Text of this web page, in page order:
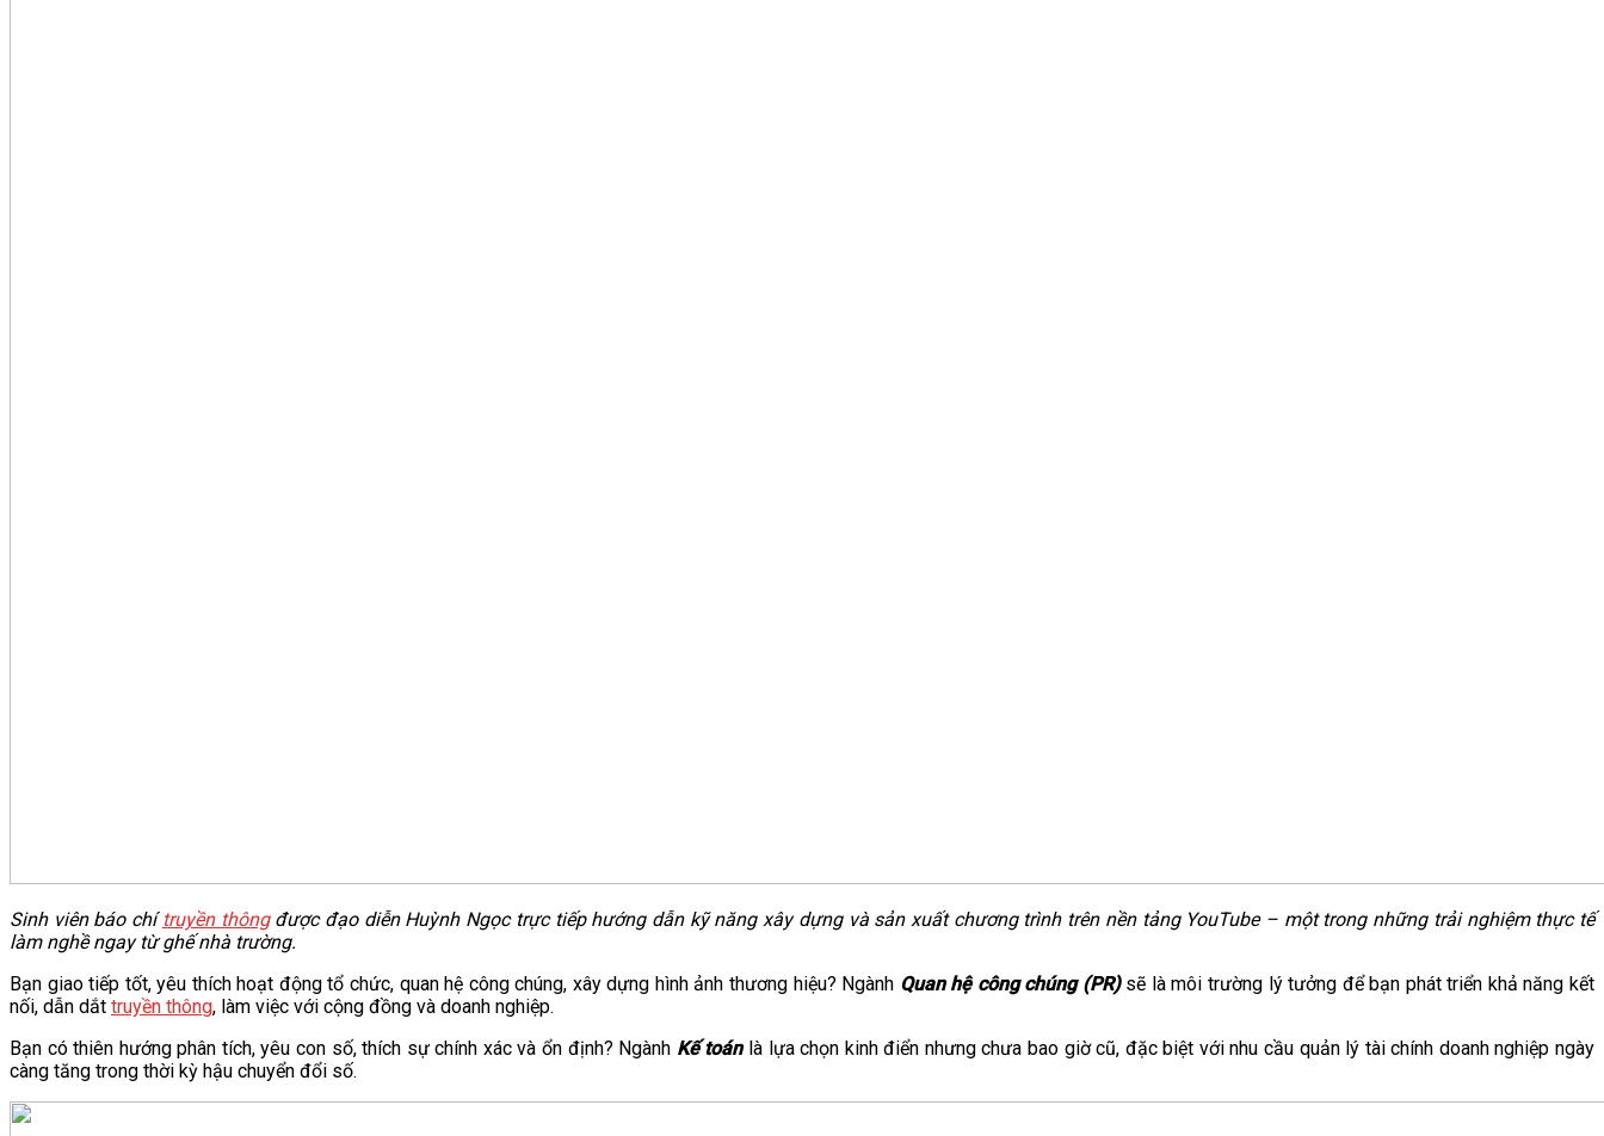
Sinh viên báo chí truyền thôngđược đạo diễn Huỳnh Ngọc trực tiếp hướng dẫn kỹ năng xây dựng và sản xuất chương trình trên nền tảng YouTube – một trong những trải nghiệm thực tế
làm nghề ngay từ ghế nhà trường.
Bạn giao tiếp tốt, yêu thích hoạt động tổ chức, quan hệ công chúng, xây dựng hình ảnh thương hiệu? Ngành Quan hệ công chúng (PR)sẽ là môi trường lý tưởng để bạn phát triển khả năng kết
nối, dẫn dắt truyền thông, làm việc với cộng đồng và doanh nghiệp.
Bạn có thiên hướng phân tích, yêu con số, thích sự chính xác và ổn định? Ngành Kế toánlà lựa chọn kinh điển nhưng chưa bao giờ cũ, đặc biệt với nhu cầu quản lý tài chính doanh nghiệp ngày
càng tăng trong thời kỳ hậu chuyển đổi số.